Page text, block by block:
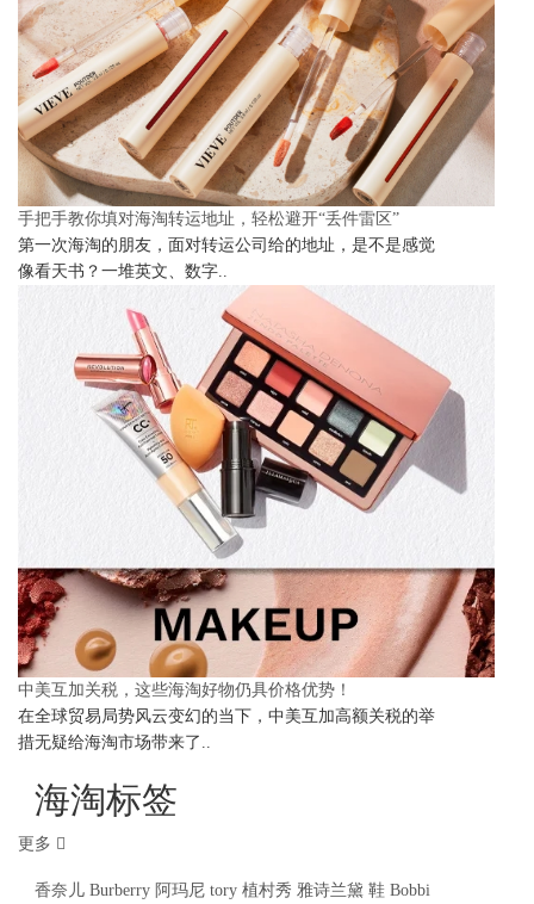
手把手教你填对海淘转运地址，轻松避开“丢件雷区”
第一次海淘的朋友，面对转运公司给的地址，是不是感觉
像看天书？一堆英文、数字..
中美互加关税，这些海淘好物仍具价格优势！
在全球贸易局势风云变幻的当下，中美互加高额关税的举
措无疑给海淘市场带来了..
海淘标签
更多
香奈儿 Burberry 阿玛尼 tory 植村秀 雅诗兰黛 鞋 Bobbi